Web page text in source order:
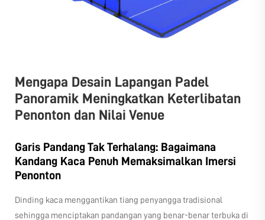
Mengapa Desain Lapangan Padel
Panoramik Meningkatkan Keterlibatan
Penonton dan Nilai Venue
Garis Pandang Tak Terhalang: Bagaimana
Kandang Kaca Penuh Memaksimalkan Imersi
Penonton
Dinding kaca menggantikan tiang penyangga tradisional
sehingga menciptakan pandangan yang benar-benar terbuka di